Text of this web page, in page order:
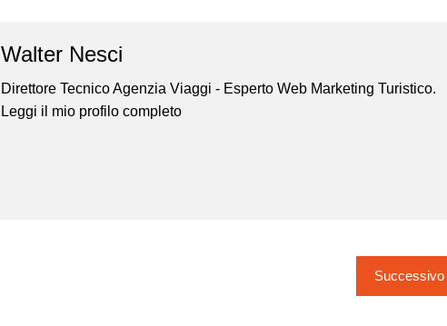
Walter Nesci
Direttore Tecnico Agenzia Viaggi - Esperto Web Marketing Turistico.
Leggi il mio profilo completo
Successivo